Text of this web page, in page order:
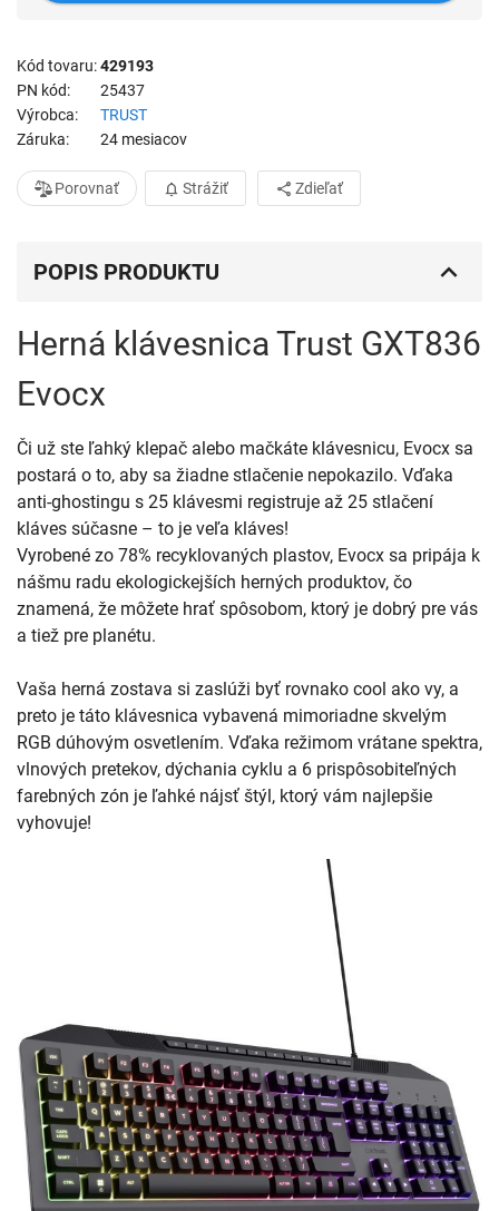
Kód tovaru 429193
PN kód
25437
Výrobca
TRUST
Záruka
24 mesiacov
Porovnať Strážiť Zdieľať
POPIS PRODUKTU
Herná klávesnica Trust GXT836
Evocx
Či už ste ľahký klepač alebo mačkáte klávesnicu, Evocx sa
postará o to, aby sa žiadne stlačenie nepokazilo. Vďaka
anti-ghostingu s 25 klávesmi registruje až 25 stlačení
kláves súčasne – to je veľa kláves!
Vyrobené zo 78% recyklovaných plastov, Evocx sa pripája k
nášmu radu ekologickejších herných produktov, čo
znamená, že môžete hrať spôsobom, ktorý je dobrý pre vás
a tiež pre planétu.
Vaša herná zostava si zaslúži byť rovnako cool ako vy, a
preto je táto klávesnica vybavená mimoriadne skvelým
RGB dúhovým osvetlením. Vďaka režimom vrátane spektra,
vlnových pretekov, dýchania cyklu a 6 prispôsobiteľných
farebných zón je ľahké nájsť štýl, ktorý vám najlepšie
vyhovuje!